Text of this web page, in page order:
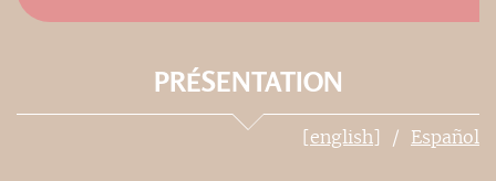
PRÉSENTATION
[english] Español